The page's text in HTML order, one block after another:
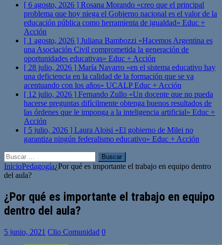
[ 6 agosto, 2026 ] Rosana Morando «creo que el principal
problema que hoy niega el Gobierno nacional es el valor de la
educación pública como herramienta de igualdad» Educ +
Acción
[ 1 agosto, 2026 ] Juliana Bambozzi «Hacemos Argentina es
una Asociación Civil comprometida la generación de
oportunidades educativas» Educ + Acción
[ 28 julio, 2026 ] María Navarro «en el sistema educativo hay
una deficiencia en la calidad de la formación que se va
acentuando con los años» UCALPEduc + Acción
[ 12 julio, 2026 ] Fernando Zullo «Un docente que no pueda
hacerse preguntas difícilmente obtenga buenos resultados de
las órdenes que le imponga a la inteligencia artificial» Educ +
Acción
[ 5 julio, 2026 ] Laura Aloisi «El gobierno de Milei no
garantiza ningún federalismo educativo» Educ + Acción
Buscar:
InicioPedagogía¿Por qué es importante el trabajo en equipo dentro
del aula?
¿Por qué es importante el trabajo en equipo
dentro del aula?
5 junio, 2021 Clio Comunidad 0